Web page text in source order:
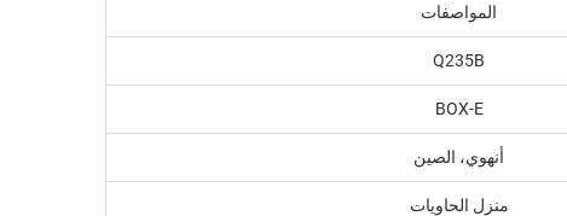
المواصفات
Q235B
BOX-E
أنهوي، الصين
منزل الحاويات